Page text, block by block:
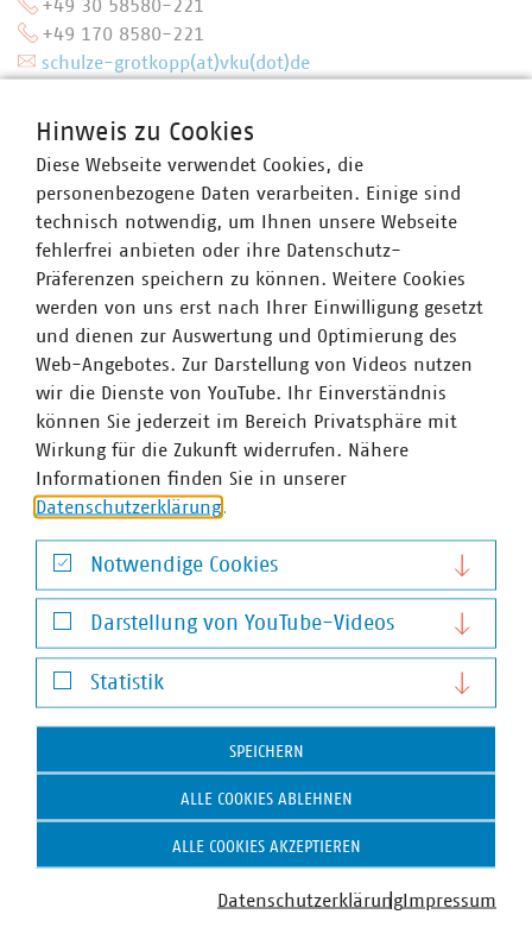
+49 30 58580-221
+49 170 8580-221
schulze-grotkopp(at)vku(dot)de
Stefan Luig
Leiter Presse und Pressesprecher mit Schwerpunkt
luig(at)vku(dot)de
Hinweis zu Cookies
Diese Webseite verwendet Cookies, die
personenbezogene Daten verarbeiten. Einige sind
technisch notwendig, um Ihnen unsere Webseite
fehlerfrei anbieten oder ihre Datenschutz-
Präferenzen speichern zu können. Weitere Cookies
werden von uns erst nach Ihrer Einwilligung gesetzt
und dienen zur Auswertung und Optimierung des
Web-Angebotes. Zur Darstellung von Videos nutzen
wir die Dienste von YouTube. Ihr Einverständnis
können Sie jederzeit im Bereich Privatsphäre mit
Wirkung für die Zukunft widerrufen. Nähere
Informationen finden Sie in unserer
Datenschutzerklärung
Notwendige Cookies
Notwendige Cookies
Darstellung von YouTube-Videos
Darstellung von YouTube-Videos
Statistik
Statistik
SPEICHERN
ALLE COOKIES ABLEHNEN
ALLE COOKIES AKZEPTIEREN
DatenschutzerklärungImpressum